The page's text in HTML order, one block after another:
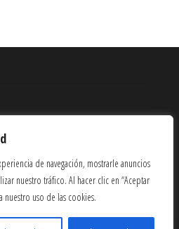
de navegación, mostrarle anuncios
nuestro tráfico. Al hacer clic en “Aceptar
nuestro uso de las cookies.
la
página
de
producto